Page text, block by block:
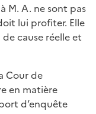
M. A. ne sont pas
lui profiter. Elle
cause réelle et
Cour de
en matière
d’enquête